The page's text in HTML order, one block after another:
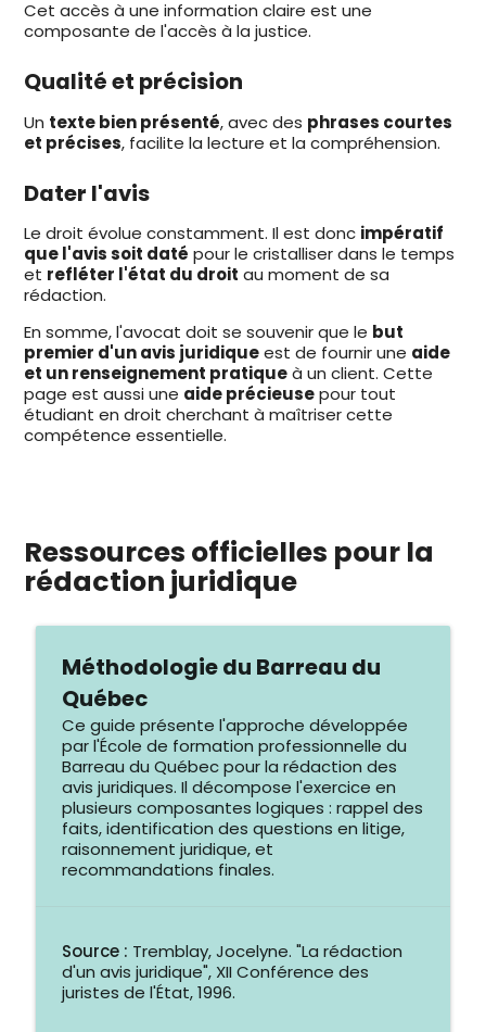
Cet accès à une information claire est une
composante de l'accès à la justice.
Qualité et précision
Un texte bien présenté, avec des phrases courtes
et précises, facilite la lecture et la compréhension.
Dater l'avis
Le droit évolue constamment. Il est donc impératif
que l'avis soit daté pour le cristalliser dans le temps
et refléter l'état du droit au moment de sa
rédaction.
En somme, l'avocat doit se souvenir que le but
premier d'un avis juridiqueest de fournir une aide
et un renseignement pratiqueà un client. Cette
page est aussi une aide précieusepour tout
étudiant en droit cherchant à maîtriser cette
compétence essentielle.
Ressources officielles pour la
rédaction juridique
Méthodologie du Barreau du
Québec
Ce guide présente l'approche développée
par l'École de formation professionnelle du
Barreau du Québec pour la rédaction des
avis juridiques. Il décompose l'exercice en
plusieurs composantes logiques : rappel des
faits, identification des questions en litige,
raisonnement juridique, et
recommandations finales.
Source : Tremblay, Jocelyne. "La rédaction
d'un avis juridique", XII Conférence des
juristes de l'État, 1996.